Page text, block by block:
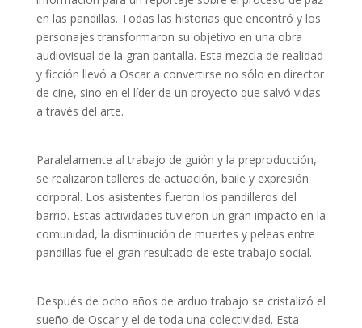
en las pandillas. Todas las historias que encontró y los
personajes transformaron su objetivo en una obra
audiovisual de la gran pantalla. Esta mezcla de realidad
y ficción llevó a Oscar a convertirse no sólo en director
de cine, sino en el líder de un proyecto que salvó vidas
a través del arte.
Paralelamente al trabajo de guión y la preproducción,
se realizaron talleres de actuación, baile y expresión
corporal. Los asistentes fueron los pandilleros del
barrio. Estas actividades tuvieron un gran impacto en la
comunidad, la disminución de muertes y peleas entre
pandillas fue el gran resultado de este trabajo social.
Después de ocho años de arduo trabajo se cristalizó el
sueño de Oscar y el de toda una colectividad. Esta